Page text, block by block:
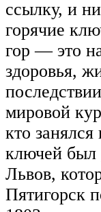
ссылку, и
горячие
гор — это
здоровья,
мировой
кто
ключей был
Львов,
Пятигорск